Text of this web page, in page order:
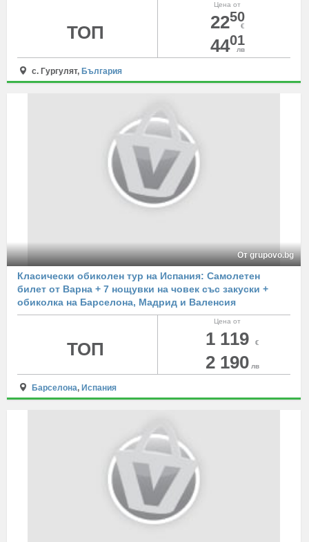
Цена от
2250
€
4401
лв
ТОП
с. Гургулят, България
От grupovo.bg
Класически обиколен тур на Испания: Самолетен
билет от Варна + 7 нощувки на човек със закуски +
обиколка на Барселона, Мадрид и Валенсия
Цена от
1 119 €
2 190 лв
ТОП
Барселона, Испания